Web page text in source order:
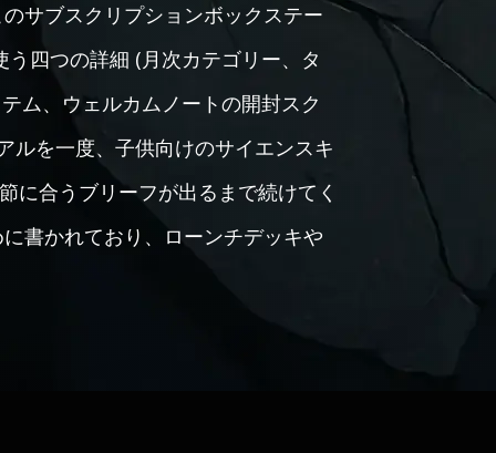
サブスクリプションボックステー
四つの詳細 (月次カテゴリー、タ
ム、ウェルカムノートの開封スク
ルを一度、子供向けのサイエンスキ
に合うブリーフが出るまで続けてく
書かれており、ローンチデッキや